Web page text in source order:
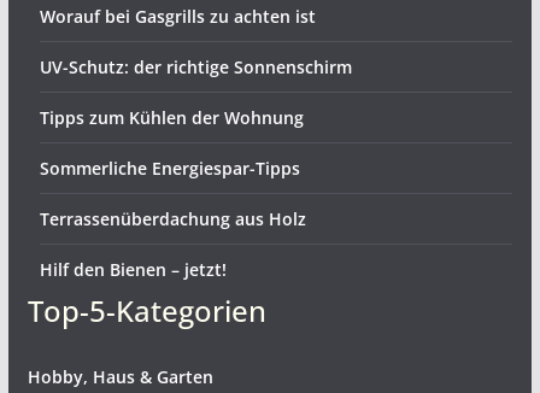
Worauf bei Gasgrills zu achten ist
UV-Schutz: der richtige Sonnenschirm
Tipps zum Kühlen der Wohnung
Sommerliche Energiespar-Tipps
Terrassenüberdachung aus Holz
Hilf den Bienen – jetzt!
Top-5-Kategorien
Hobby, Haus & Garten